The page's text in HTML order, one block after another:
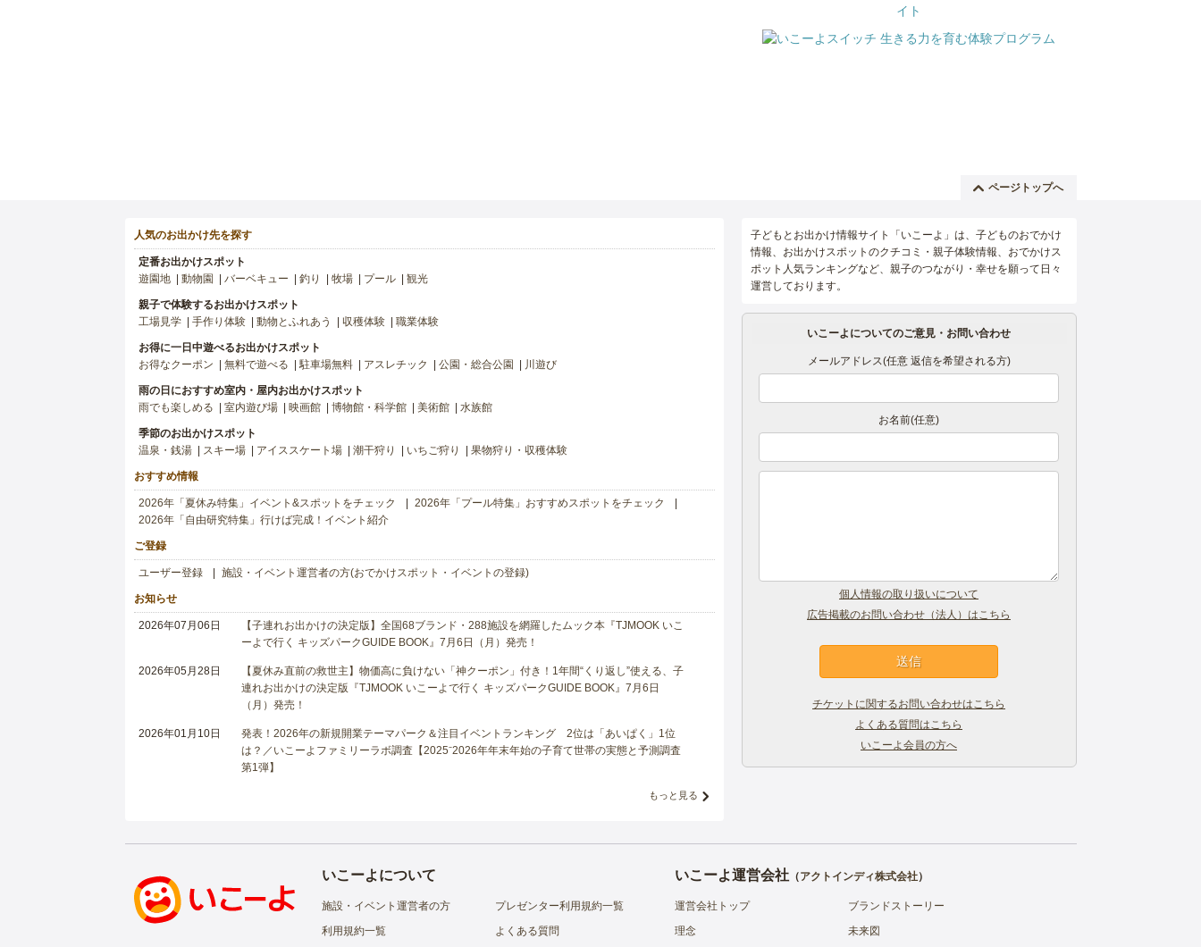
ページトップへ
人気のお出かけ先を探す
定番お出かけスポット
遊園地
動物園 バーベキュー 釣り 牧場 プール 観光
親子で体験するお出かけスポット
工場見学
手作り体験 動物とふれあう 収穫体験 職業体験
お得に一日中遊べるお出かけスポット
お得なクーポン
無料で遊べる 駐車場無料 アスレチック 公園・総合公園 川遊び
雨の日におすすめ室内・屋内お出かけスポット
雨でも楽しめる
室内遊び場 映画館 博物館・科学館 美術館 水族館
季節のお出かけスポット
温泉・銭湯
スキー場 アイススケート場 潮干狩り いちご狩り 果物狩り・収穫体験
おすすめ情報
2026年「夏休み特集」イベント&スポットをチェック
2026年「プール特集」おすすめスポットをチェック
2026年「自由研究特集」行けば完成！イベント紹介
ご登録
ユーザー登録 施設・イベント運営者の方(おでかけスポット・イベントの登録)
お知らせ
2026年07月06日
【子連れお出かけの決定版】全国68ブランド・288施設を網羅したムック本『TJMOOK いこ
ーよで行く キッズパークGUIDE BOOK』7月6日（月）発売！
2026年05月28日
【夏休み直前の救世主】物価高に負けない「神クーポン」付き！1年間“くり返し”使える、子
連れお出かけの決定版『TJMOOK いこーよで行く キッズパークGUIDE BOOK』7月6日
（月）発売！
2026年01月10日
発表！2026年の新規開業テーマパーク＆注目イベントランキング 2位は「あいぱく」1位
は？／いこーよファミリーラボ調査【2025⁻2026年年末年始の子育て世帯の実態と予測調査
第1弾】
もっと見る
子どもとお出かけ情報サイト「いこーよ」は、子どものおでかけ
情報、お出かけスポットのクチコミ・親子体験情報、おでかけス
ポット人気ランキングなど、親子のつながり・幸せを願って日々
運営しております。
いこーよについてのご意見・お問い合わせ
メールアドレス(任意 返信を希望される方)
お名前(任意)
個人情報の取り扱いについて
広告掲載のお問い合わせ（法人）はこちら
チケットに関するお問い合わせはこちら
よくある質問はこちら
いこーよ会員の方へ
いこーよについて
施設・イベント運営者の方
プレゼンター利用規約一覧
利用規約一覧
よくある質問
いこーよ運営会社（アクトインディ株式会社）
運営会社トップ
ブランドストーリー
理念
未来図